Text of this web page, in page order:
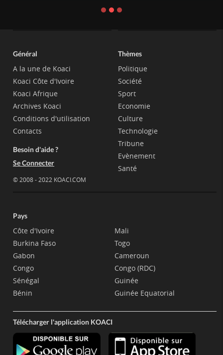
Général
A la une de Koaci
Koaci Côte d'Ivoire
Koaci Afrique
Archives Koaci
Conditions d'utilisation
Contacts
Besoin d'aide ?
Se Connecter
© 2008 - 2022 KOACI.COM
Thèmes
Politique
Société
Sport
Economie
Culture
Technologie
Tribune
Evènement
Santé
Pays
Côte d'Ivoire
Burkina Faso
Gabon
Congo
Sénégal
Bénin
Mali
Togo
Cameroun
Congo (RDC)
Guinée
Guinée Equatorial
Télécharger l'application KOACI